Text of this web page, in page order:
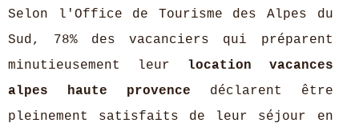
Selon l'Office de Tourisme des Alpes du
Sud, 78% des vacanciers qui préparent
minutieusement leur
location vacances
alpes haute provence déclarent être
pleinement satisfaits de leur séjour en